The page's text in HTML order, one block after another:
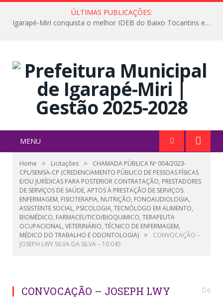
ÚLTIMAS PUBLICAÇÕES:
Igarapé-Miri conquista o melhor IDEB do Baixo Tocantins e avança na qualidade da educação pública
MENU
Home » Licitações »
CHAMADA PÚBLICA Nº 004/2023-
CPL/SEMSA-CP (CREDENCIAMENTO PÚBLICO DE PESSOAS FÍSICAS
E/OU JURÍDICAS PARA POSTERIOR CONTRATAÇÃO, PRESTADORES
DE SERVIÇOS DE SAÚDE, APTOS À PRESTAÇÃO DE SERVIÇOS:
ENFERMAGEM, FISIOTERAPIA, NUTRIÇÃO, FONOAUDIOLOGIA,
ASSISTENTE SOCIAL, PSICOLOGIA, TECNÓLOGO EM ALIMENTO,
BIOMÉDICO, FARMACEUTICO/BIOQUIMICO, TERAPEUTA
OCUPACIONAL, VETERINÁRIO, TÉCNICO DE ENFERMAGEM,
MÉDICO DO TRABALHO E ODONTOLOGIA) »
CONVOCAÇÃO –
JOSEPH LWY SILVA DA SILVA – 10.045
CONVOCAÇÃO – JOSEPH LWY
0